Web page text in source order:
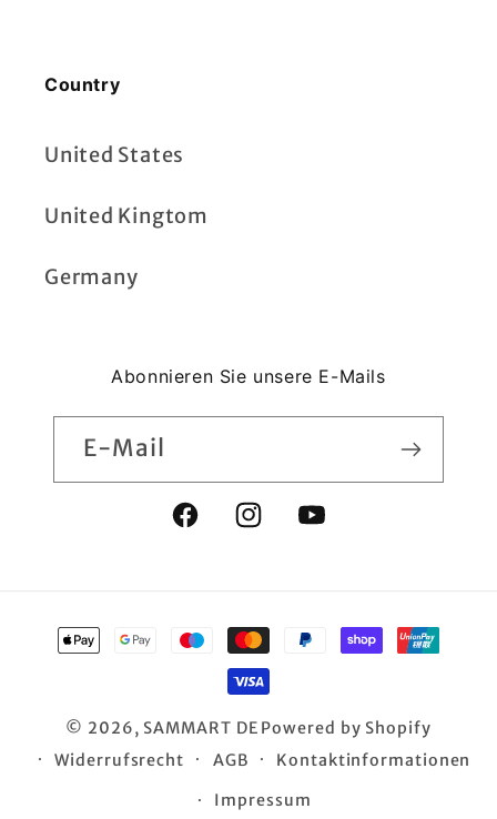
Country
United States
United Kingtom
Germany
Abonnieren Sie unsere E-Mails
E-Mail
FacebookInstagramYouTube
Zahlungsmethoden
© 2026, SAMMART DE Powered by Shopify
Widerrufsrecht
AGB Kontaktinformationen
Impressum